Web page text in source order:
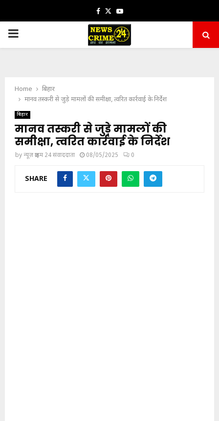
Facebook
TwitterYoutube
PRIMARY
Home
बिहार
मानव तस्करी से जुड़े मामलों की समीक्षा, त्वरित कार्रवाई के निर्देश
बिहार
मानव तस्करी से जुड़े मामलों की
समीक्षा, त्वरित कार्रवाई के निर्देश
byन्यूज़ क्राइम 24 संवाददाता 08/05/2025 0
SHARE